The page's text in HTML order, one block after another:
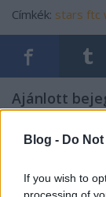
Blog - Do
If you wish to
processing of
Címkék: stars ftc
Ajánlott